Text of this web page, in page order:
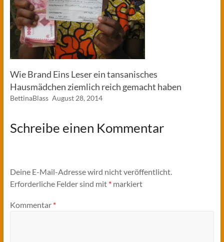
Wie Brand Eins Leser ein tansanisches
Hausmädchen ziemlich reich gemacht haben
BettinaBlass August 28, 2014
Schreibe einen Kommentar
Deine E-Mail-Adresse wird nicht veröffentlicht.
Erforderliche Felder sind mit *markiert
Kommentar *